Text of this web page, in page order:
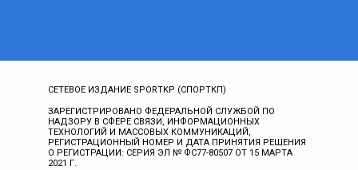
СЕТЕВОЕ ИЗДАНИЕ SPORTKP (СПОРТКП)
ЗАРЕГИСТРИРОВАНО ФЕДЕРАЛЬНОЙ СЛУЖБОЙ ПО
НАДЗОРУ В СФЕРЕ СВЯЗИ, ИНФОРМАЦИОННЫХ
ТЕХНОЛОГИЙ И МАССОВЫХ КОММУНИКАЦИЙ,
РЕГИСТРАЦИОННЫЙ НОМЕР И ДАТА ПРИНЯТИЯ РЕШЕНИЯ
О РЕГИСТРАЦИИ: СЕРИЯ ЭЛ № ФС77-80507 ОТ 15 МАРТА
2021 Г.